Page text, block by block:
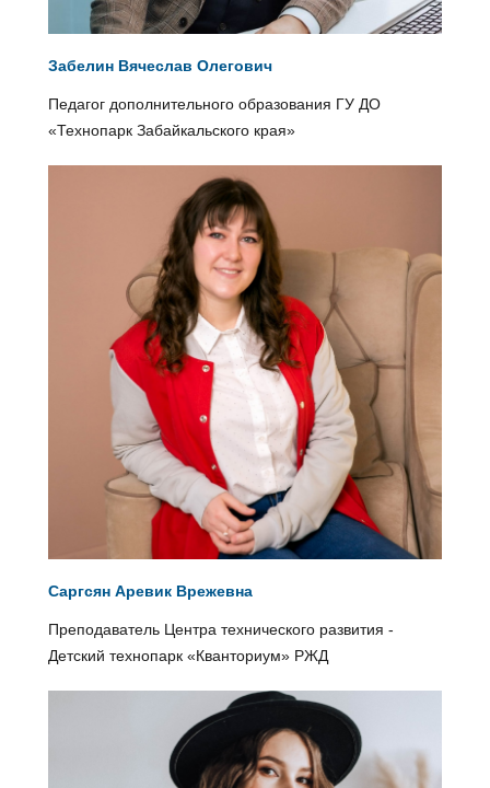
Забелин Вячеслав Олегович
Педагог дополнительного образования ГУ ДО
«Технопарк Забайкальского края»
Саргсян Аревик Врежевна
Преподаватель Центра технического развития -
Детский технопарк «Кванториум» РЖД